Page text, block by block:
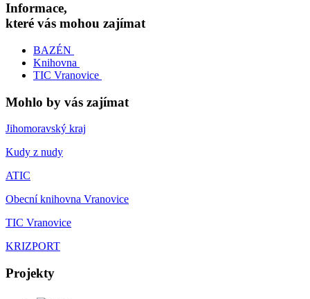
Informace,
které vás mohou zajímat
BAZÉN
Knihovna
TIC Vranovice
Mohlo by vás zajímat
Jihomoravský kraj
Kudy z nudy
ATIC
Obecní knihovna Vranovice
TIC Vranovice
KRIZPORT
Projekty